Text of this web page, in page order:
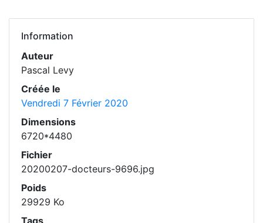
Information
Auteur
Pascal Levy
Créée le
Vendredi 7 Février 2020
Dimensions
6720*4480
Fichier
20200207-docteurs-9696.jpg
Poids
29929 Ko
Tags